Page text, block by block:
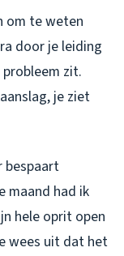
om te weten
door je leiding
zit.
je ziet
bespaart
maand had ik
hele oprit open
wees uit dat het